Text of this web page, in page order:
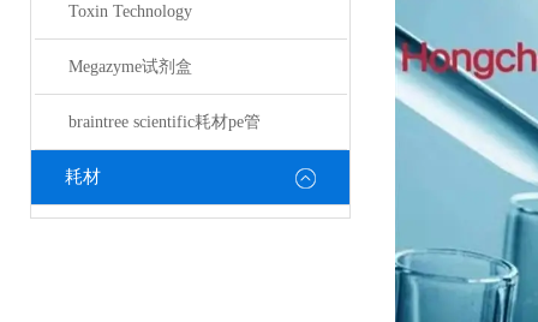
Toxin Technology
Megazyme试剂盒
braintree scientific耗材pe管
耗材